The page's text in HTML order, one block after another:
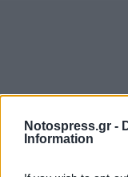
Notospress.gr -
Information